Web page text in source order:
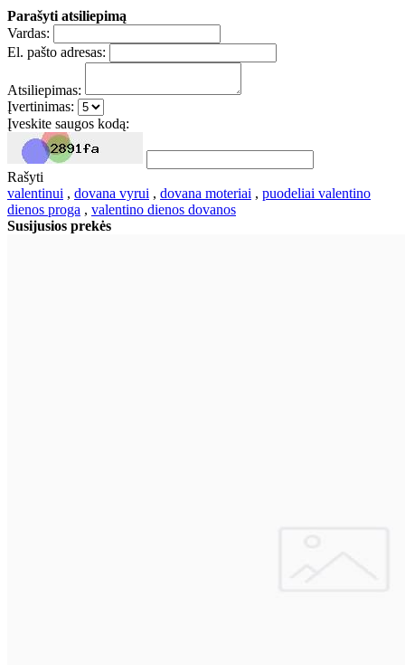
Parašyti atsiliepimą
Vardas:
El. pašto adresas:
Atsiliepimas:
Įvertinimas:
Įveskite saugos kodą:
Rašyti
valentinui , dovana vyrui , dovana moteriai , puodeliai valentino
dienos proga , valentino dienos dovanos
Susijusios prekės